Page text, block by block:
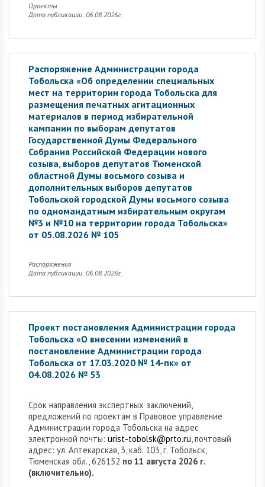
Проекты
Дата публикации: 06.08.2026г.
Распоряжение Администрации города
Тобольска «Об определении специальных
мест на территории города Тобольска для
размещения печатных агитационных
материалов в период избирательной
кампании по выборам депутатов
Государственной Думы Федерального
Собрания Российской Федерации нового
созыва, выборов депутатов Тюменской
областной Думы восьмого созыва и
дополнительных выборов депутатов
Тобольской городской Думы восьмого созыва
по одномандатным избирательным округам
№3 и №10 на территории города Тобольска»
от 05.08.2026 № 105
Распоряжения
Дата публикации: 06.08.2026г.
Проект постановления Администрации города
Тобольска «О внесении изменений в
постановление Администрации города
Тобольска от 17.03.2020 № 14-пк» от
04.08.2026 № 53
Cрок направления экспертных заключений,
предложений по проектам в Правовое управление
Администрации города Тобольска на адрес
электронной почты: urist-tobolsk@prto.ru, почтовый
адрес: ул. Аптекарская, 3, каб. 103, г. Тобольск,
Тюменская обл., 626152 по 11 августа 2026 г.
(включительно).